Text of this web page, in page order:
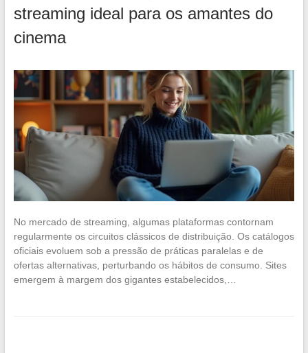
streaming ideal para os amantes do
cinema
No mercado de streaming, algumas plataformas contornam
regularmente os circuitos clássicos de distribuição. Os catálogos
oficiais evoluem sob a pressão de práticas paralelas e de
ofertas alternativas, perturbando os hábitos de consumo. Sites
emergem à margem dos gigantes estabelecidos,…